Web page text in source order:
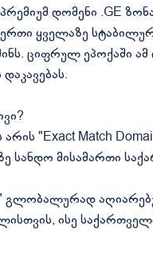
დომენი .GE
ყველაზე
ციფრულ ეპოქაში
"Exact Match
სანდო მისამართი
ისე